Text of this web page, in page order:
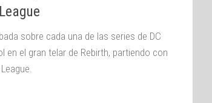
sobre cada una de las series de DC
en el gran telar de Rebirth, partiendo con